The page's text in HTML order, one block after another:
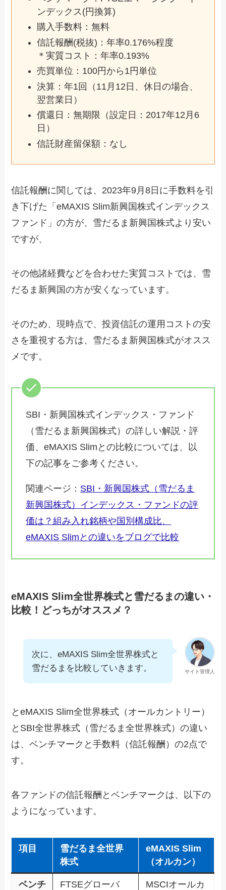
ンデックス(円換算)
購入手数料：無料
信託報酬(税抜)：年率0.176%程度
＊実質コスト：年率0.193%
売買単位：100円から1円単位
決算：年1回（11月12日、休日の場合、
翌営業日）
償還日：無期限（設定日：2017年12月6
日）
信託財産留保額：なし
信託報酬に関しては、2023年9月8日に手数料を引
き下げた「eMAXIS Slim新興国株式インデックス
ファンド」の方が、雪だるま新興国株式より安い
ですが、
その他諸経費などを合わせた実質コストでは、雪
だるま新興国の方が安くなっています。
そのため、現時点で、投資信託の運用コストの安
さを重視する方は、雪だるま新興国株式がオスス
メです。
SBI・新興国株式インデックス・ファンド
（雪だるま新興国株式）の詳しい解説・評
価、eMAXIS Slimとの比較については、以
下の記事をご参考ください。
関連ページ： SBI・新興国株式（雪だるま
新興国株式）インデックス・ファンドの評
価は？組み入れ銘柄や国別構成比、
eMAXIS Slimとの違いをブログで比較
eMAXIS Slim全世界株式と雪だるまの違い・
比較！どっちがオススメ？
サイト管理人
次に、eMAXIS Slim全世界株式と
雪だるまを比較していきます。
とeMAXIS Slim全世界株式（オールカントリー）
とSBI全世界株式（雪だるま全世界株式）の違い
は、ベンチマークと手数料（信託報酬）の2点で
す。
各ファンドの信託報酬とベンチマークは、以下の
ようになっています。
項目
雪だるま全世界
株式
eMAXIS Slim
（オルカン）
ベンチ
FTSEグローバ
MSCIオールカ